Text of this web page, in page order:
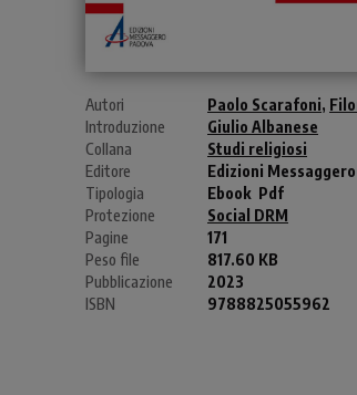
Autori Paolo Scarafoni,
Introduzione
Giulio Albanese
Collana
Studi religiosi
Editore
Edizioni
Tipologia
Ebook Pdf
Protezione
Social DRM
Pagine
171
Peso file
817.60 KB
Pubblicazione
2023
ISBN
9788825055962